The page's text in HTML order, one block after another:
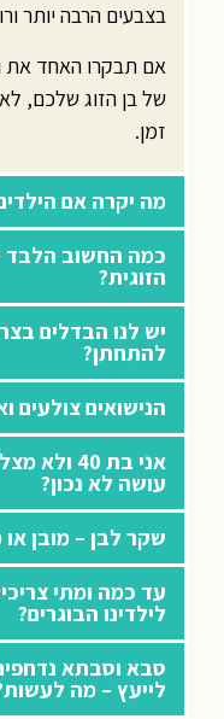
בצבעים הרבה יותר
אם תבקרו האחד את
של בן הזוג שלכם,
זמן.
מה יקרה אם
כמה החשוב הלבד
הזוגית?
יש לנו הבדלים
להתחתן?
הנישואים צולעים
אני בת 40
עושה לא נכון?
שקר לבן – מובן או
עד כמה ומתי
לילדינו הבוגרים?
סבא וסבתא
לייעץ – מה